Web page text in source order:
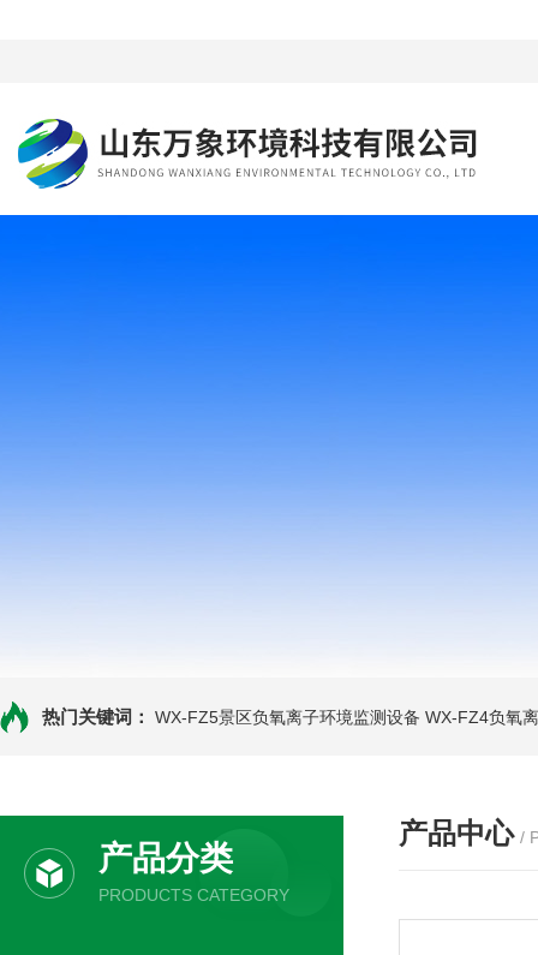
热门关键词： WX-FZ5景区负氧离子环境监测设备 WX-FZ4负氧
产品分类
PRODUCTS CATEGORY
产品中心 /